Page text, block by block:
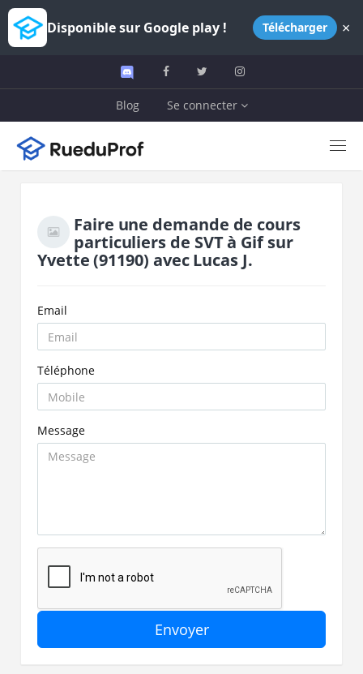
Disponible sur Google play ! Télécharger ×
Blog Se connecter
Faire une demande de cours
particuliers de SVTà Gif sur
Yvette(91190) avecLucas J.
Email
Téléphone
Message
Envoyer